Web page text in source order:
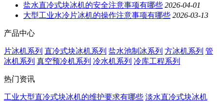
盐水直冷式块冰机的安全注意事项有哪些 2026-04-01
大型工业水冷片冰机的操作注意事项有哪些 2026-03-13
产品中心
片冰机系列 直冷式块冰机系列 盐水池制冰系列 方冰机系列 管
冰机系列 真空预冷机系列 冷水机系列 冷库工程系列
热门资讯
工业大型直冷式块冰机的维护要求有哪些 淡水直冷式块冰机